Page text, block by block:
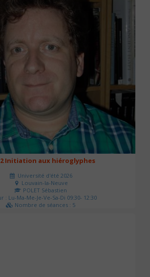
Initiation aux hiéroglyphes
Université d'été 2026
Louvain-la-Neuve
POLET Sébastien
: Lu-Ma-Me-Je-Ve-Sa-Di 09:30- 12:30
Nombre de séances : 5